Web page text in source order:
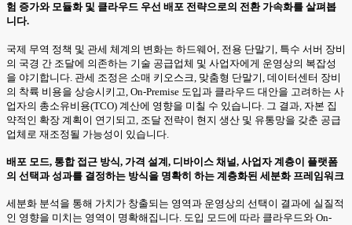
험 증가와 모듈화 및 클라우드 우선 배포 전략으로의 전환 가속화를 살펴봅
니다.
국제 무역 정책 및 관세 체계의 변화는 하드웨어, 전용 단말기, 특수 서버 장비
의 국경 간 조달에 의존하는 기술 공급업체 및 사업자에게 운영상의 복잡성
을 야기합니다. 관세 조정은 소매 키오스크, 맞춤형 단말기, 데이터센터 장비
의 착륙 비용을 상승시키고, On-Premise 도입과 클라우드 대안을 고려하는 사
업자의 총소유비용(TCO) 계산에 영향을 미칠 수 있습니다. 그 결과, 자본 집
약적인 확장 계획이 연기되고, 조달 전략이 현지 생산 및 유통망을 갖춘 공급
업체로 재조정될 가능성이 있습니다.
배포 모드, 통합 접근 방식, 가격 설계, 디바이스 채널, 사업자 계층이 플랫폼
의 선택과 성과를 결정하는 방식을 명확히 하는 계층화된 세분화 프레임워크
세분화 분석을 통해 가치가 창출되는 영역과 운영상의 선택이 결과에 실질적
인 영향을 미치는 영역이 명확해집니다. 도입 모드에 따라 클라우드와 On-